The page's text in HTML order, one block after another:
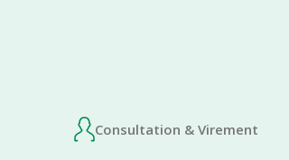
Consultation & Virement